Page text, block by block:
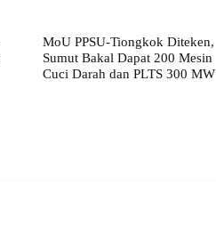
MoU PPSU-Tiongkok Diteken,
Sumut Bakal Dapat 200 Mesin
Cuci Darah dan PLTS 300 MW